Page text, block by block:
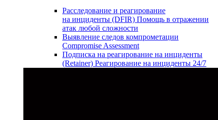
Расследование и реагирование
на инциденты (DFIR) Помощь в отражении
атак любой сложности
Выявление следов компрометации
Compromise Assessment
Подписка на реагирование на инциденты
(Retainer) Реагирование на инциденты 24/7